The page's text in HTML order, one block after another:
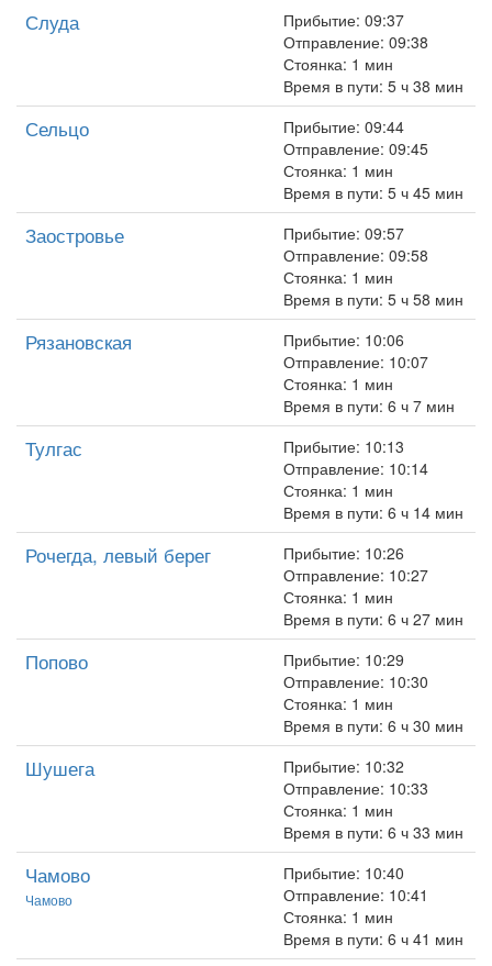
Слуда
Прибытие: 09:37
Отправление: 09:38
Стоянка: 1 мин
Время в пути: 5 ч 38 мин
Сельцо
Прибытие: 09:44
Отправление: 09:45
Стоянка: 1 мин
Время в пути: 5 ч 45 мин
Заостровье
Прибытие: 09:57
Отправление: 09:58
Стоянка: 1 мин
Время в пути: 5 ч 58 мин
Рязановская
Прибытие: 10:06
Отправление: 10:07
Стоянка: 1 мин
Время в пути: 6 ч 7 мин
Тулгас
Прибытие: 10:13
Отправление: 10:14
Стоянка: 1 мин
Время в пути: 6 ч 14 мин
Рочегда, левый берег
Прибытие: 10:26
Отправление: 10:27
Стоянка: 1 мин
Время в пути: 6 ч 27 мин
Попово
Прибытие: 10:29
Отправление: 10:30
Стоянка: 1 мин
Время в пути: 6 ч 30 мин
Шушега
Прибытие: 10:32
Отправление: 10:33
Стоянка: 1 мин
Время в пути: 6 ч 33 мин
Чамово
Чамово
Прибытие: 10:40
Отправление: 10:41
Стоянка: 1 мин
Время в пути: 6 ч 41 мин